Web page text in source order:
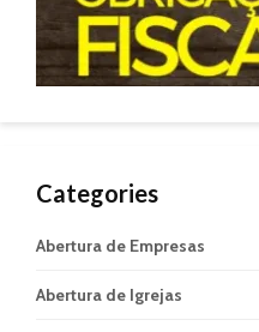
Categories
Abertura de Empresas
Abertura de Igrejas